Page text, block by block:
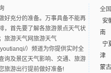
好充分的准备。万事具备不能再
，首先要了解各旅游景点天气状
旅游天气网旅游天气
）频道为你提供实时全
询及景区天气影响、交通、旅游
旅游出行提前做好准备!
全
安
南
宁
津
蒙古